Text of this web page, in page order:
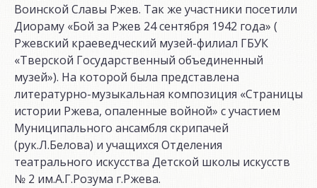
Воинской Славы Ржев. Так же участники посетили
Диораму «Бой за Ржев 24 сентября 1942 года» (
Ржевский краеведческий музей-филиал ГБУК
«Тверской Государственный объединенный
музей»). На которой была представлена
литературно-музыкальная композиция «Страницы
истории Ржева, опаленные войной» с участием
Муниципального ансамбля скрипачей
(рук.Л.Белова) и учащихся Отделения
театрального искусства Детской школы искусств
№ 2 им.А.Г.Розума г.Ржева.